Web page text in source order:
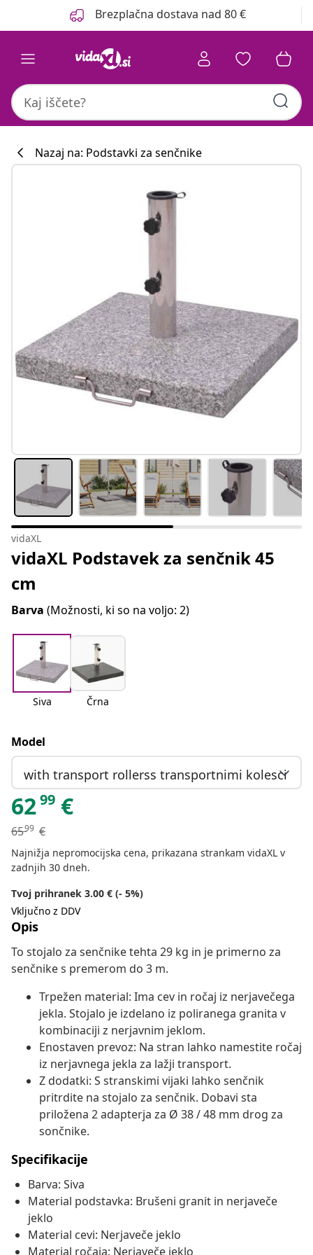
Brezplačna dostava nad 80 €
Nazaj na: Podstavki za senčnike
vidaXL
vidaXL Podstavek za senčnik 45
cm
Barva (Možnosti, ki so na voljo: 2)
Siva Črna
Model
with transport rollerss transportnimi kolesci
6299 €
6599 €
Najnižja nepromocijska cena, prikazana strankam vidaXL v
zadnjih 30 dneh.
Tvoj prihranek 3.00 € (- 5%)
Vključno z DDV
Opis
To stojalo za senčnike tehta 29 kg in je primerno za
senčnike s premerom do 3 m.
Trpežen material: Ima cev in ročaj iz nerjavečega
jekla. Stojalo je izdelano iz poliranega granita v
kombinaciji z nerjavnim jeklom.
Enostaven prevoz: Na stran lahko namestite ročaj
iz nerjavnega jekla za lažji transport.
Z dodatki: S stranskimi vijaki lahko senčnik
pritrdite na stojalo za senčnik. Dobavi sta
priložena 2 adapterja za Ø 38 / 48 mm drog za
sončnike.
Specifikacije
Barva: Siva
Material podstavka: Brušeni granit in nerjaveče
jeklo
Material cevi: Nerjaveče jeklo
Material ročaja: Nerjaveče jeklo